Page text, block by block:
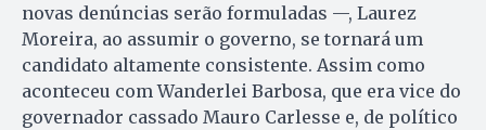
novas denúncias serão formuladas —, Laurez
Moreira, ao assumir o governo, se tornará um
candidato altamente consistente. Assim como
aconteceu com Wanderlei Barbosa, que era vice do
governador cassado Mauro Carlesse e, de político